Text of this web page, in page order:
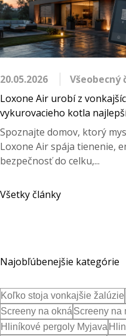
20.05.2026
Všeobecný
Loxone Air urobí z
vykurovacieho kotla
Spoznajte domov, ktorý
Loxone Air spája tienenie,
bezpečnosť do celku,...
Všetky články
Najobľúbenejšie kategórie
Koľko stoja vonkajšie žalúzie
Screeny na okná Screeny na
Hliníkové pergoly Myjava